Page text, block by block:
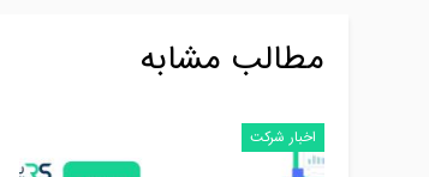
مطالب مشابه
اخبار شرکت